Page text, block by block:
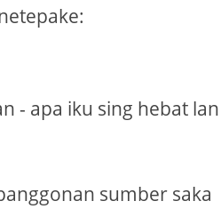
- apa iku sing hebat lan
sumber saka